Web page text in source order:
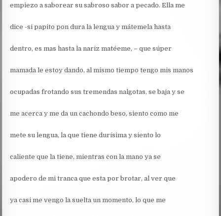
empiezo a saborear su sabroso sabor a pecado. Ella me
dice -si papito pon dura la lengua y mátemela hasta
dentro, es mas hasta la nariz matéeme, – que súper
mamada le estoy dando, al mismo tiempo tengo mis manos
ocupadas frotando sus tremendas nalgotas, se baja y se
me acerca y me da un cachondo beso, siento como me
mete su lengua, la que tiene durísima y siento lo
caliente que la tiene, mientras con la mano ya se
apodero de mi tranca que esta por brotar, al ver que
ya casi me vengo la suelta un momento, lo que me